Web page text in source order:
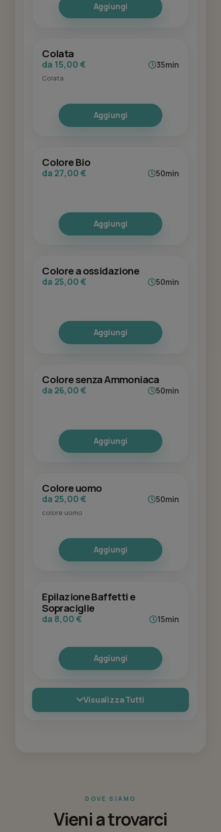
Aggiungi
Colata
da 15,00 € 35min
Colata
Aggiungi
Colore Bio
da 27,00 € 50min
Aggiungi
Colore a ossidazione
da 25,00 € 50min
Aggiungi
Colore senza Ammoniaca
da 26,00 € 50min
Aggiungi
Colore uomo
da 25,00 € 50min
colore uomo
Aggiungi
Epilazione Baffetti e
Sopraciglie
da 8,00 € 15min
Aggiungi
Visualizza Tutti
DOVE SIAMO
Vieni a trovarci